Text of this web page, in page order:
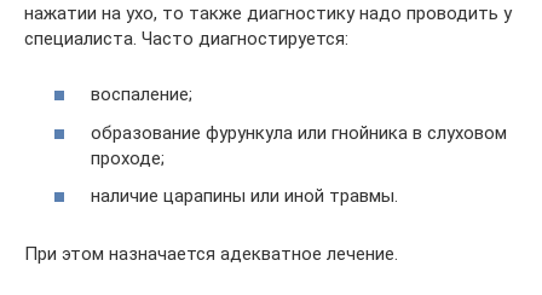
нажатии на ухо, то также диагностику надо проводить у
специалиста. Часто диагностируется:
воспаление;
образование фурункула или гнойника в слуховом
проходе;
наличие царапины или иной травмы.
При этом назначается адекватное лечение.